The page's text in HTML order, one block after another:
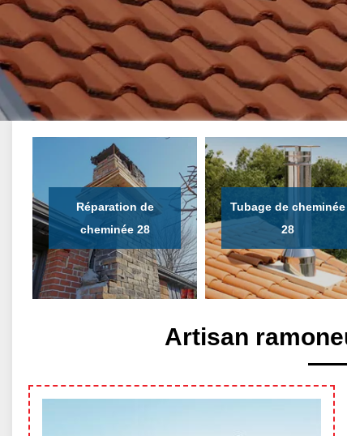
Réparation de
cheminée 28
Tubage de cheminée
28
Artisan